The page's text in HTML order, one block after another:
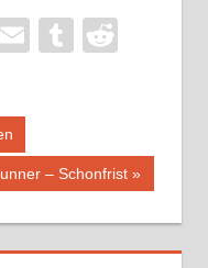
WhatsApp
EmailTumblr
– Schonfrist